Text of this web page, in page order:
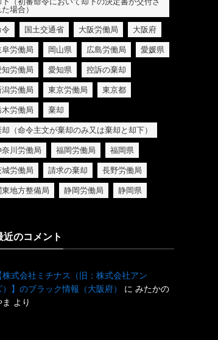
場合）
令 国土交通省 大阪労働局 大阪府
阜労働局 岡山県 広島労働局 愛媛県
知労働局 愛知県 控訴の棄却
潟労働局 東京労働局 東京都
木労働局 棄却
却（命令主文が棄却のみ又は棄却と却下）
奈川労働局 福岡労働局 福岡県
城労働局 請求の棄却 長野労働局
東地方整備局 静岡労働局 静岡県
近のコメント
株式会社ミチナス（旧：株式会社アン
）】のブラック情報（大阪府）
に みたかの
より